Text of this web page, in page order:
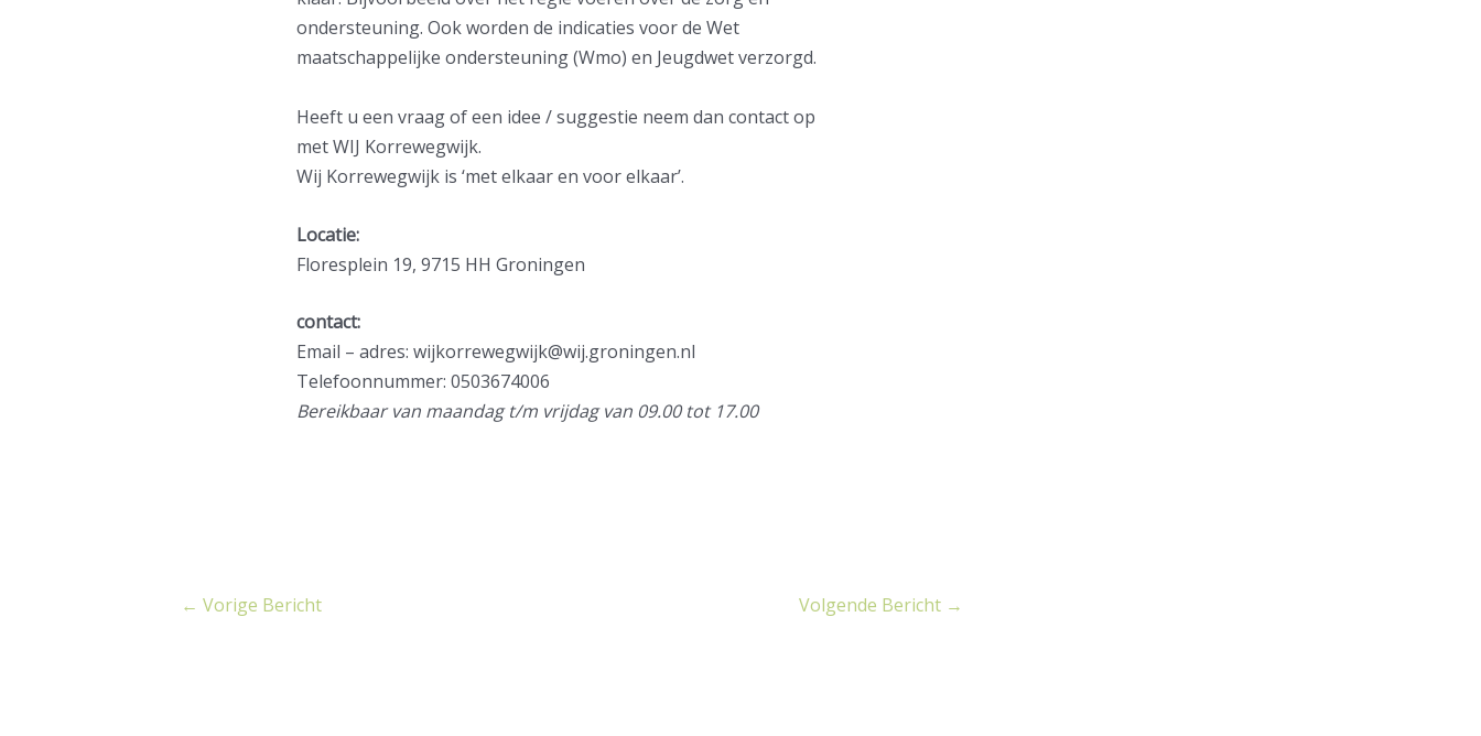
ondersteuning. Ook worden de indicaties voor de Wet
maatschappelijke ondersteuning (Wmo) en Jeugdwet verzorgd.
Heeft u een vraag of een idee / suggestie neem dan contact op
met WIJ Korrewegwijk.
Wij Korrewegwijk is ‘met elkaar en voor elkaar’.
Locatie:
Floresplein 19, 9715 HH Groningen
contact:
Email – adres: wijkorrewegwijk@wij.groningen.nl
Telefoonnummer: 0503674006
Bereikbaar van maandag t/m vrijdag van 09.00 tot 17.00
← Vorige Bericht Volgende Bericht →